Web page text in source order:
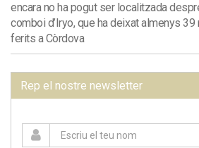
encara no ha pogut ser localitzada
comboi d’Iryo, que ha deixat almenys
ferits a Còrdova
Rep el nostre newsletter